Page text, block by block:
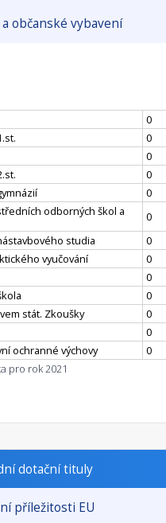
občanské vybavení
0
0
0
0
0
odborných škol a
0
studia
0
vyučování
0
0
0
stát. Zkoušky
0
0
ochranné výchovy
0
pro rok 2021
dotační tituly
příležitosti EU